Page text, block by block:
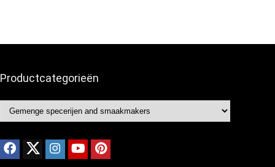
Productcategorieën